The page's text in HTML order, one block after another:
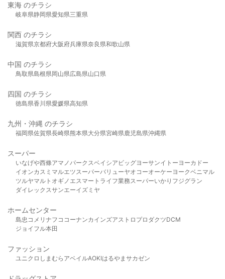
東海 のチラシ
岐阜県静岡県愛知県三重県
関西 のチラシ
滋賀県京都府大阪府兵庫県奈良県和歌山県
中国 のチラシ
鳥取県島根県岡山県広島県山口県
四国 のチラシ
徳島県香川県愛媛県高知県
九州・沖縄 のチラシ
福岡県佐賀県長崎県熊本県大分県宮崎県鹿児島県沖縄県
スーパー
いなげや西條アマノパークスベイシア ビッグヨーサンイトーヨーカドー
イオンカスミ マルエツスーパーバリューヤオコーオーケー ヨークベニマル
ツルヤマルト オギノ エスマート ライフ業務スーパーいかり フジグラン
ダイレックスサンエーイズミヤ
ホームセンター
島忠 コメリ ナフコ コーナンカインズアストロプロダクツDCM
ジョイフル本田
ファッション
ユニクロ しまむら アベイルAOKIはるやま サカゼン